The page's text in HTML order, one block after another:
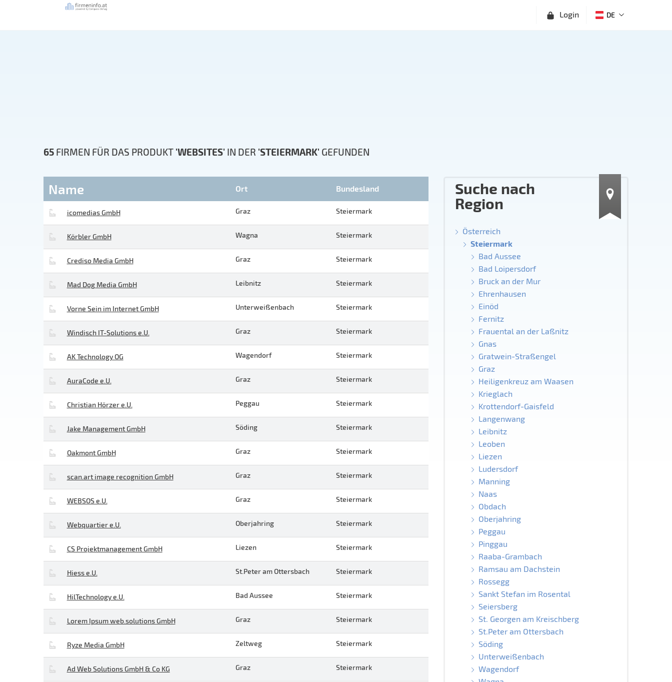
Login DE
65 FIRMEN FÜR DAS PRODUKT 'WEBSITES' IN DER 'STEIERMARK' GEFUNDEN
Name Ort Bundesland
icomedias GmbH Graz Steiermark
Körbler GmbH Wagna Steiermark
Crediso Media GmbH Graz Steiermark
Mad Dog Media GmbH Leibnitz Steiermark
Vorne Sein im Internet GmbH Unterweißenbach Steiermark
Windisch IT-Solutions e.U. Graz Steiermark
AK Technology OG Wagendorf Steiermark
AuraCode e.U. Graz Steiermark
Christian Hörzer e.U. Peggau Steiermark
Jake Management GmbH Söding Steiermark
Oakmont GmbH Graz Steiermark
scan.art image recognition GmbH Graz Steiermark
WEBSOS e.U. Graz Steiermark
Webquartier e.U. Oberjahring Steiermark
CS Projektmanagement GmbH Liezen Steiermark
Hiess e.U. St.Peter am Ottersbach Steiermark
HilTechnology e.U. Bad Aussee Steiermark
Lorem Ipsum web.solutions GmbH Graz Steiermark
Ryze Media GmbH Zeltweg Steiermark
Ad Web Solutions GmbH & Co KG Graz Steiermark
Suche nach
Region
Österreich
Steiermark
Bad Aussee
Bad Loipersdorf
Bruck an der Mur
Ehrenhausen
Einöd
Fernitz
Frauental an der Laßnitz
Gnas
Gratwein-Straßengel
Graz
Heiligenkreuz am Waasen
Krieglach
Krottendorf-Gaisfeld
Langenwang
Leibnitz
Leoben
Liezen
Ludersdorf
Manning
Naas
Obdach
Oberjahring
Peggau
Pinggau
Raaba-Grambach
Ramsau am Dachstein
Rossegg
Sankt Stefan im Rosental
Seiersberg
St. Georgen am Kreischberg
St.Peter am Ottersbach
Söding
Unterweißenbach
Wagendorf